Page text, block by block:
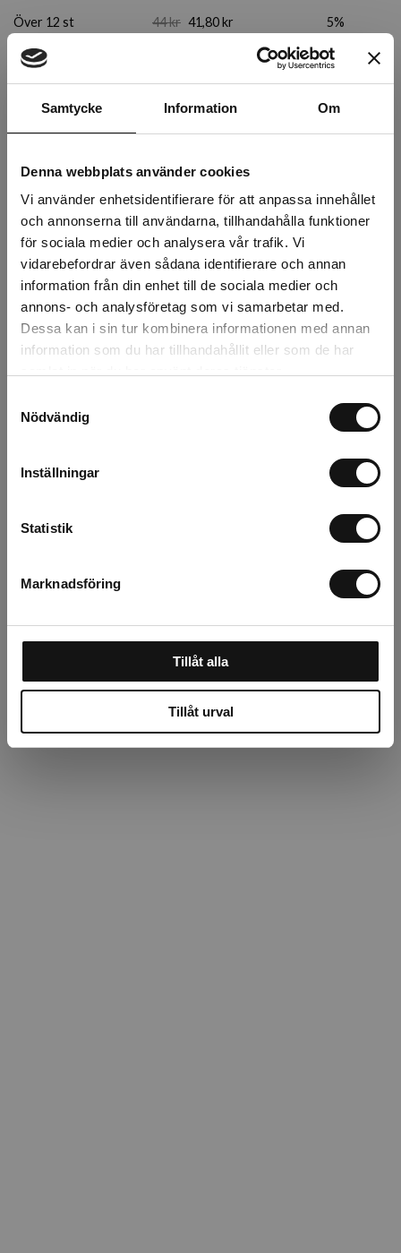
Samtycke Information Om
Denna webbplats använder cookies
Vi använder enhetsidentifierare för att anpassa innehållet
och annonserna till användarna, tillhandahålla funktioner
för sociala medier och analysera vår trafik. Vi
vidarebefordrar även sådana identifierare och annan
information från din enhet till de sociala medier och
annons- och analysföretag som vi samarbetar med.
Dessa kan i sin tur kombinera informationen med annan
information som du har tillhandahållit eller som de har
Nödvändig
Inställningar
Statistik
Marknadsföring
Tillåt alla
Tillåt urval
Över 12 st 44 kr 41,80 kr 5%
Storlek
Finns i lager (40 st)
Exkl. moms:
Lägg i varukorgen
Snabba leveranser
Lagerstatus
Årsta
Beskrivning